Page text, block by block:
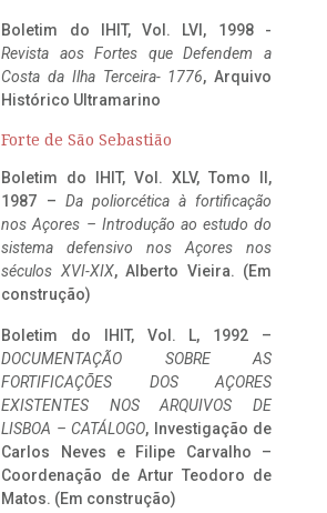
Boletim do IHIT, Vol. LVI, 1998 -
Revista aos Fortes que Defendem a
Costa da Ilha Terceira- 1776, Arquivo
Histórico Ultramarino
Forte de São Sebastião
Boletim do IHIT, Vol. XLV, Tomo II,
1987 – Da poliorcética à fortificação
nos Açores – Introdução ao estudo do
sistema defensivo nos Açores nos
séculos XVI-XIX, Alberto Vieira. (Em
construção)
Boletim do IHIT, Vol. L, 1992 –
DOCUMENTAÇÃO SOBRE AS
FORTIFICAÇÕES DOS AÇORES
EXISTENTES NOS ARQUIVOS DE
LISBOA – CATÁLOGO, Investigação de
Carlos Neves e Filipe Carvalho –
Coordenação de Artur Teodoro de
Matos. (Em construção)